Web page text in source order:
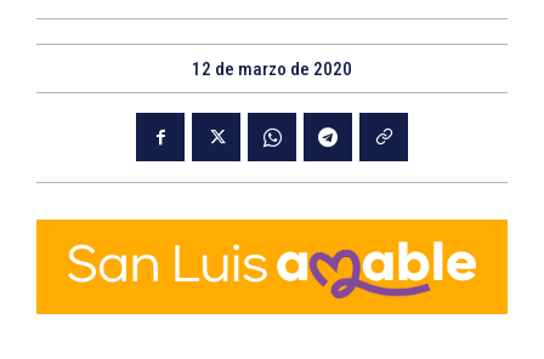
12 de marzo de 2020